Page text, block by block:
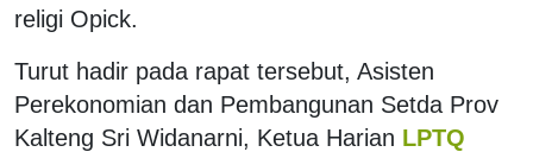
religi Opick.
Turut hadir pada rapat tersebut, Asisten
Perekonomian dan Pembangunan Setda Prov
Kalteng Sri Widanarni, Ketua Harian LPTQ